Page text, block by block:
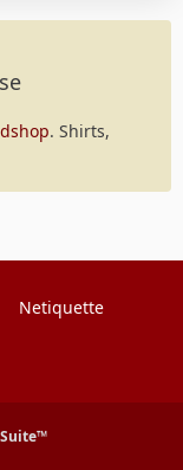
. Shirts,
Netiquette